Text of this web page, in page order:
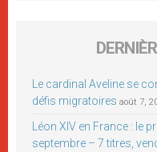
Le cardinal Aveline se
défis migratoires août 7,
Léon XIV en France : le
septembre – 7 titres,